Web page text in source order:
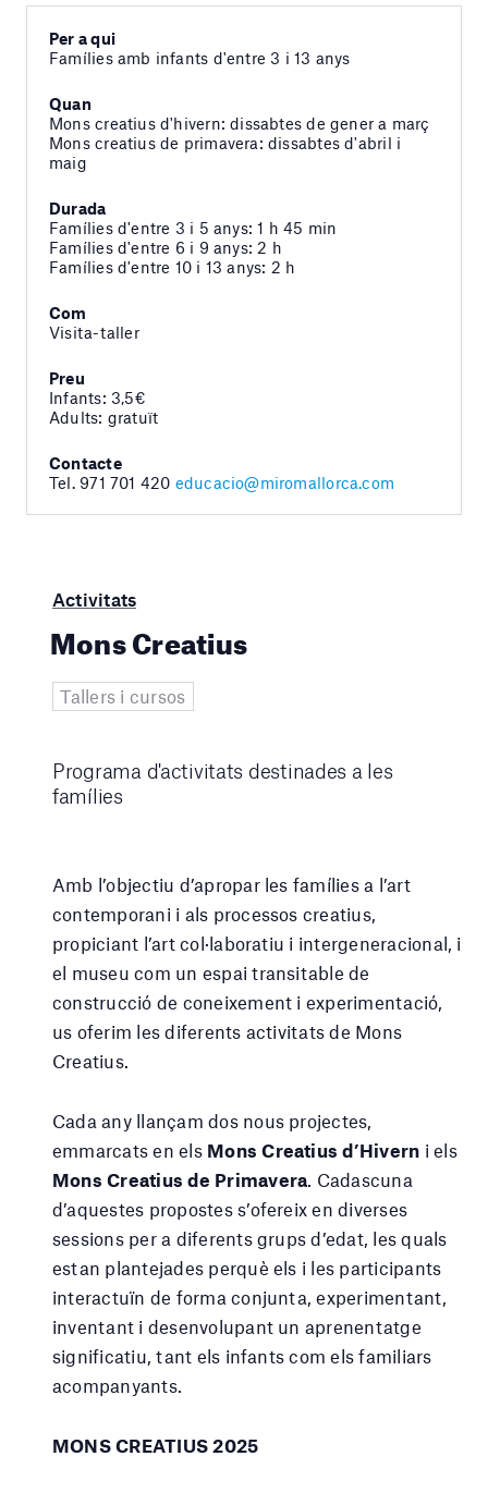
Per a qui
Famílies amb infants d'entre 3 i 13 anys
Quan
Mons creatius d'hivern: dissabtes de gener a març
Mons creatius de primavera: dissabtes d'abril i
maig
Durada
Famílies d'entre 3 i 5 anys: 1 h 45 min
Famílies d'entre 6 i 9 anys: 2 h
Famílies d'entre 10 i 13 anys: 2 h
Com
Visita-taller
Preu
Infants: 3,5€
Adults: gratuït
Contacte
Tel. 971 701 420 educacio@miromallorca.com
Activitats
Mons Creatius
Tallers i cursos
Programa d'activitats destinades a les
famílies
Amb l’objectiu d’apropar les famílies a l’art
contemporani i als processos creatius,
propiciant l’art col·laboratiu i intergeneracional, i
el museu com un espai transitable de
construcció de coneixement i experimentació,
us oferim les diferents activitats de Mons
Creatius.
Cada any llançam dos nous projectes,
emmarcats en els Mons Creatius d’Hivern i els
Mons Creatius de Primavera. Cadascuna
d’aquestes propostes s’ofereix en diverses
sessions per a diferents grups d’edat, les quals
estan plantejades perquè els i les participants
interactuïn de forma conjunta, experimentant,
inventant i desenvolupant un aprenentatge
significatiu, tant els infants com els familiars
acompanyants.
MONS CREATIUS 2025